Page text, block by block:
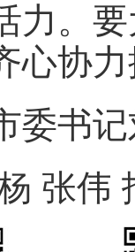
力。
心协
委书
张伟